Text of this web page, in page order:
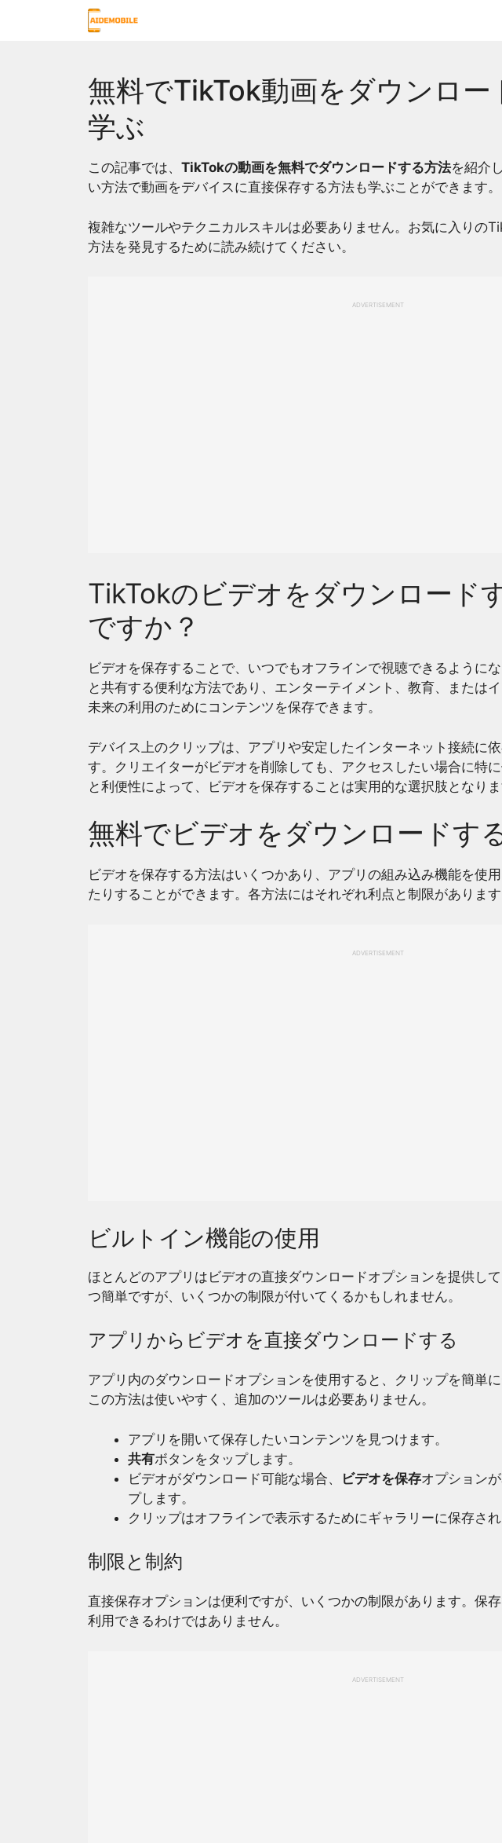
無料でTikTok動画をダウンロー
学ぶ
この記事では、 TikTokの動画を無料でダウンロードする方法を紹介
い方法で動画をデバイスに直接保存する方法も学ぶことができます。
複雑なツールやテクニカルスキルは必要ありません。お気に入りの
方法を発見するために読み続けてください。
ADVERTISEMENT
TikTokのビデオをダウンロード
ですか？
ビデオを保存することで、いつでもオフラインで視聴できるように
と共有する便利な方法であり、エンターテイメント、教育、または
未来の利用のためにコンテンツを保存できます。
デバイス上のクリップは、アプリや安定したインターネット接続に
す。クリエイターがビデオを削除しても、アクセスしたい場合に特
と利便性によって、ビデオを保存することは実用的な選択肢となりま
無料でビデオをダウンロードす
ビデオを保存する方法はいくつかあり、アプリの組み込み機能を使
たりすることができます。各方法にはそれぞれ利点と制限があります
ADVERTISEMENT
ビルトイン機能の使用
ほとんどのアプリはビデオの直接ダウンロードオプションを提供し
つ簡単ですが、いくつかの制限が付いてくるかもしれません。
アプリからビデオを直接ダウンロードする
アプリ内のダウンロードオプションを使用すると、クリップを簡単
この方法は使いやすく、追加のツールは必要ありません。
アプリを開いて保存したいコンテンツを見つけます。
共有ボタンをタップします。
ビデオがダウンロード可能な場合、
ビデオを保存オプション
プします。
クリップはオフラインで表示するためにギャラリーに保存され
制限と制約
直接保存オプションは便利ですが、いくつかの制限があります。保
利用できるわけではありません。
ADVERTISEMENT